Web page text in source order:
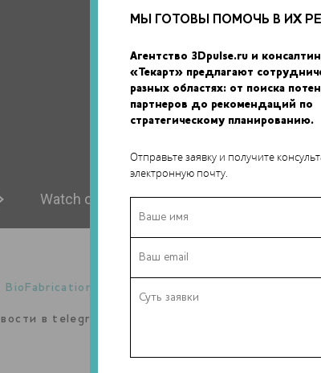
МЫ ГОТОВЫ ПОМОЧЬ В ИХ
Агентство 3Dpulse.ru и
«Текарт» предлагают
разных областях: от поиска
партнеров до рекомендаций по
стратегическому планированию.
Отправьте заявку и получите
электронную почту.
BioFabrication Facility
в telegram канале: